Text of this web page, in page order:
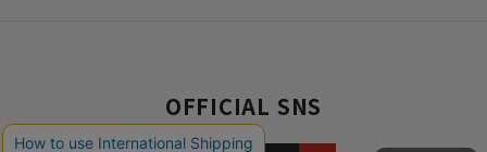
OFFICIAL SNS